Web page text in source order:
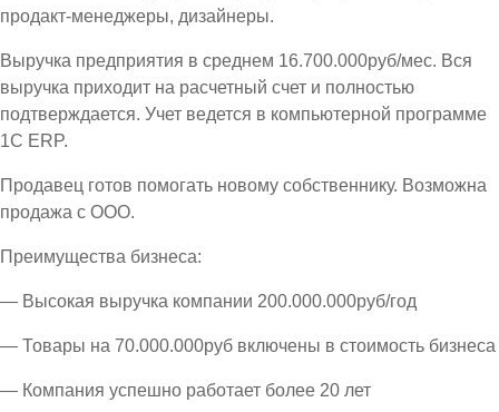
продакт-менеджеры, дизайнеры.
Выручка предприятия в среднем 16.700.000руб/мес. Вся
выручка приходит на расчетный счет и полностью
подтверждается. Учет ведется в компьютерной программе
1С ЕRP.
Продавец готов помогать новому собственнику. Возможна
продажа с ООО.
Преимущества бизнеса:
— Высокая выручка компании 200.000.000руб/год
— Товары на 70.000.000руб включены в стоимость бизнеса
— Компания успешно работает более 20 лет